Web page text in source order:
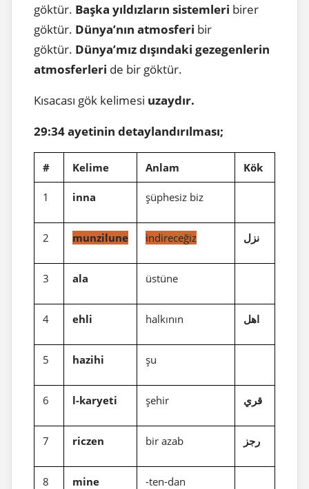
göktür. Başka yıldızların sistemleri birer
göktür. Dünya’nın atmosferi bir
göktür. Dünya’mız dışındaki gezegenlerin
atmosferleri de bir göktür.
Kısacası gök kelimesi uzaydır.
29:34 ayetinin detaylandırılması;
# Kelime Anlam Kök
1 inna şüphesiz biz
2 munzilune indireceğiz نزل
3 ala üstüne
4 ehli halkının اهل
5 hazihi şu
6 l-karyeti şehir قري
7 riczen bir azab رجز
8 mine -ten-dan